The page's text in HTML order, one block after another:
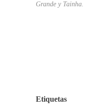
Grande y Tainha.
Etiquetas